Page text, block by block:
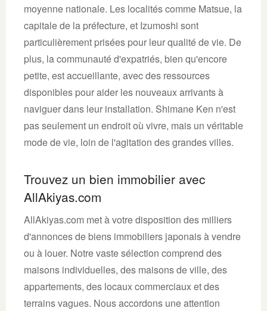
moyenne nationale. Les localités comme Matsue, la
capitale de la préfecture, et Izumoshi sont
particulièrement prisées pour leur qualité de vie. De
plus, la communauté d'expatriés, bien qu'encore
petite, est accueillante, avec des ressources
disponibles pour aider les nouveaux arrivants à
naviguer dans leur installation. Shimane Ken n'est
pas seulement un endroit où vivre, mais un véritable
mode de vie, loin de l'agitation des grandes villes.
Trouvez un bien immobilier avec
AllAkiyas.com
AllAkiyas.com met à votre disposition des milliers
d'annonces de biens immobiliers japonais à vendre
ou à louer. Notre vaste sélection comprend des
maisons individuelles, des maisons de ville, des
appartements, des locaux commerciaux et des
terrains vagues. Nous accordons une attention